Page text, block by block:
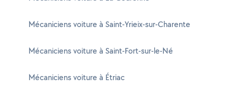
Mécaniciens voiture à Saint-Yrieix-sur-Charente
Mécaniciens voiture à Saint-Fort-sur-le-Né
Mécaniciens voiture à Étriac